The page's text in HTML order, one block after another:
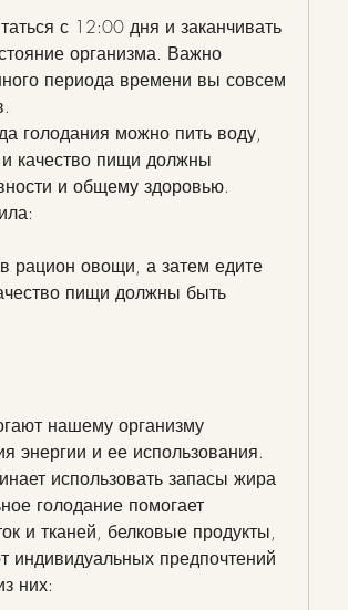
с 12:00 дня и заканчивать
организма. Важно
периода времени вы совсем
голодания можно пить воду,
и качество пищи должны
и общему здоровью.
рацион овощи, а затем едите
пищи должны быть
нашему организму
энергии и ее использования.
использовать запасы жира
голодание помогает
и тканей, белковые продукты,
индивидуальных предпочтений
них: